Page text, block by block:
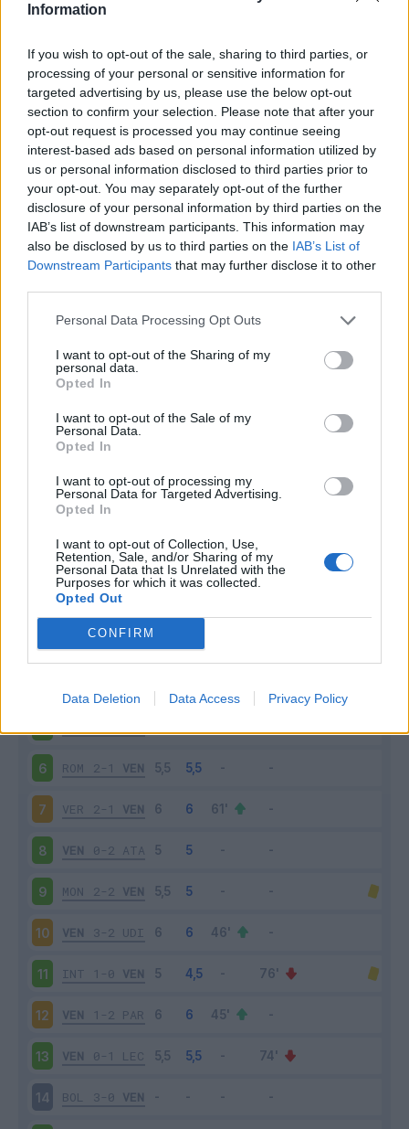
Information
If you wish to opt-out of the sale, sharing to third parties, or
processing of your personal or sensitive information for
targeted advertising by us, please use the below opt-out
section to confirm your selection. Please note that after your
opt-out request is processed you may continue seeing
interest-based ads based on personal information utilized by
us or personal information disclosed to third parties prior to
your opt-out. You may separately opt-out of the further
disclosure of your personal information by third parties on the
IAB’s list of downstream participants. This information may
also be disclosed by us to third parties on the IAB’s List of
Downstream Participants that may further disclose it to other
Personal Data Processing Opt Outs
I want to opt-out of the Sharing of my
personal data.
Opted In
I want to opt-out of the Sale of my
Personal Data.
Opted In
I want to opt-out of processing my
Personal Data for Targeted Advertising.
Opted In
I want to opt-out of Collection, Use,
Retention, Sale, and/or Sharing of my
Personal Data that Is Unrelated with the
Purposes for which it was collected.
Opted Out
CONFIRM
Data Deletion Data Access Privacy Policy
Classic Mantra
Riepilogo stagione
Titolare 17 - 44
Entrato 7 - 18%
Squalificato 0 - 0%
Inutilizzato
stagionale
LAZ 3-1 VEN
FIO 0-0
3
6 ROM 2-1 VEN
7 VER 2-1 VEN
8 VEN 0-2 ATA
9 MON 2-2 VEN
10 VEN 3-2 UDI
11 INT 1-0 VEN
12 VEN 1-2 PAR
13 VEN 0-1 LEC
14 BOL 3-0 VEN